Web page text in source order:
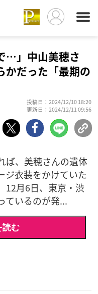
…」中山美穂さ
だった「最期の
投稿日：2024/12/10 18:20
更新日：2024/12/11 09:56
ば、美穂さんの遺体
ジ衣装をかけていた
12月6日、東京・渋
ているのが発...
読む